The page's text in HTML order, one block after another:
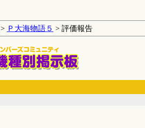
> Ｐ大海物語５ > 評価報告